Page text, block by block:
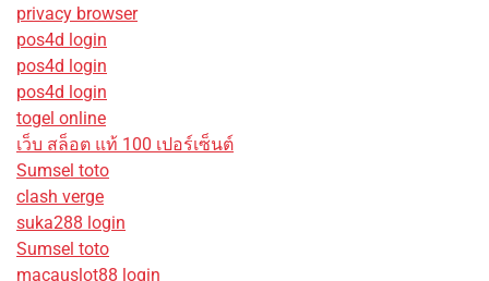
privacy browser
pos4d login
pos4d login
pos4d login
togel online
เว็บ สล็อต แท้ 100 เปอร์เซ็นต์
Sumsel toto
clash verge
suka288 login
Sumsel toto
macauslot88 login